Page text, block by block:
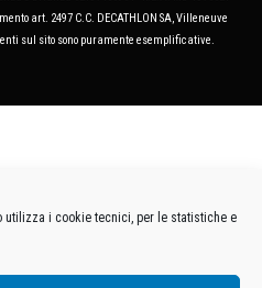
utilizza i cookie tecnici, per le statistiche e
art. 2497 C.C. DECATHLON SA, Villeneuve
sul sito sono puramente esemplificative.